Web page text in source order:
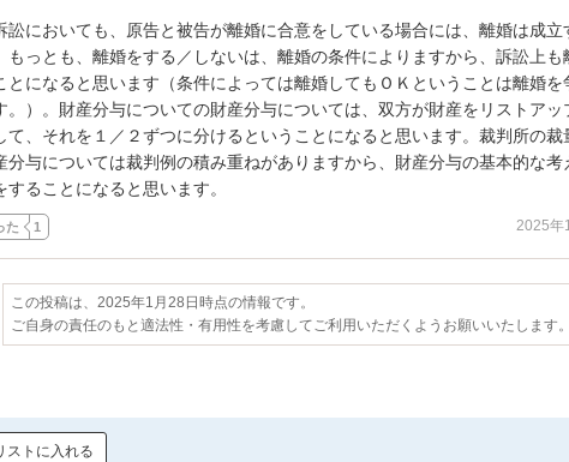
訟においても、原告と被告が離婚に合意をしている場合には、離婚は成立
もっとも、離婚をする／しないは、離婚の条件によりますから、訴訟上も
とになると思います（条件によっては離婚してもＯＫということは離婚を
。）。財産分与についての財産分与については、双方が財産をリストアッ
て、それを１／２ずつに分けるということになると思います。裁判所の裁
分与については裁判例の積み重ねがありますから、財産分与の基本的な考
することになると思います。
た 1 2025年
この投稿は、2025年1月28日時点の情報です。
ご自身の責任のもと適法性・有用性を考慮してご利用いただくようお願いいたします。
ストに入れる